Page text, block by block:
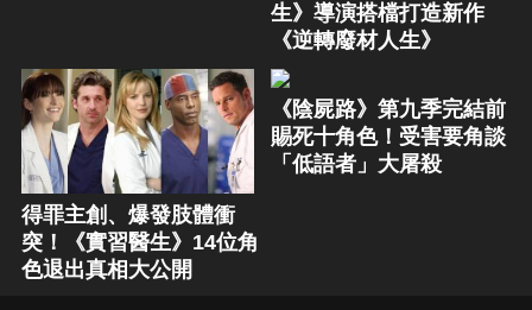
生》導演搭檔打造新作
《逆轉廢材人生》
得罪主創、爆發肢體衝
突！《實習醫生》14位角
色退出真相大公開
《陰屍路》第九季完結前
賜死十角色！受害要角談
「低語者」大屠殺